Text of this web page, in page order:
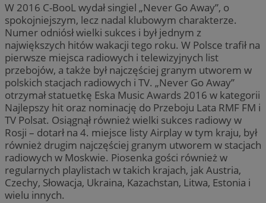
W 2016 C-BooL wydał singiel „Never Go Away”, o
spokojniejszym, lecz nadal klubowym charakterze.
Numer odniósł wielki sukces i był jednym z
największych hitów wakacji tego roku. W Polsce trafił na
pierwsze miejsca radiowych i telewizyjnych list
przebojów, a także był najczęściej granym utworem w
polskich stacjach radiowych i TV. „Never Go Away”
otrzymał statuetkę Eska Music Awards 2016 w kategorii
Najlepszy hit oraz nominację do Przeboju Lata RMF FM i
TV Polsat. Osiągnął również wielki sukces radiowy w
Rosji – dotarł na 4. miejsce listy Airplay w tym kraju, był
również drugim najczęściej granym utworem w stacjach
radiowych w Moskwie. Piosenka gości również w
regularnych playlistach w takich krajach, jak Austria,
Czechy, Słowacja, Ukraina, Kazachstan, Litwa, Estonia i
wielu innych.